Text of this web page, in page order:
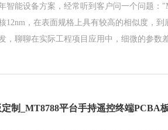
智能设备方案，经常听到客户问一个问题：
12nm，在表面规格上具有较高的相似度，
，聊聊在实际工程项目应用中，细微的参数
制_MT8788平台手持遥控终端PCBA